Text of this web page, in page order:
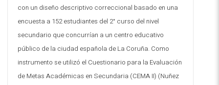
con un diseño descriptivo correccional basado en una
encuesta a 152 estudiantes del 2° curso del nivel
secundario que concurrían a un centro educativo
público de la ciudad española de La Coruña. Como
instrumento se utilizó el Cuestionario para la Evaluación
de Metas Académicas en Secundaria (CEMA II) (Nuñez